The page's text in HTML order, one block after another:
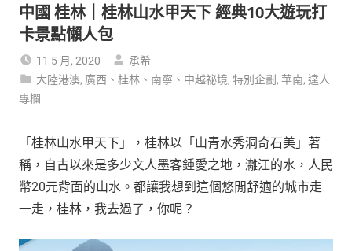
中國 桂林｜桂林山水甲天下 經典10大遊玩打
卡景點懶人包
11 5 月, 2020
承希
大陸港澳, 廣西、桂林、南寧、中越祕境,特別企劃 ,華南,達人
專欄
「桂林山水甲天下」，桂林以「山青水秀洞奇石美」著
稱，自古以來是多少文人墨客鍾愛之地，灕江的水，人民
幣20元背面的山水。都讓我想到這個悠閒舒適的城市走
一走，桂林，我去過了，你呢？